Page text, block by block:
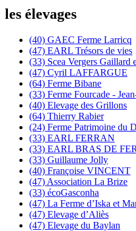
les élevages
(40) GAEC Ferme Larricq
(47) EARL Trésors de vies
(33) Scea Vergers Gaillard
(47) Cyril LAFFARGUE
(64) Ferme Bibane
(33) Ferme Fourcade -
(40) Elevage des Grillons
(64) Thierry Rabier
(24) Ferme Patrimoine du
(33) EARL FERRAN
(33) EARL BRAS DE FER
(33) Guillaume Jolly
(40) Françoise VINCENT
(47) Association La Brize
(33) écoGasconha
(47) La Ferme d’Iska et
(47) Elevage d’Aliès
(47) Elevage du Baylan